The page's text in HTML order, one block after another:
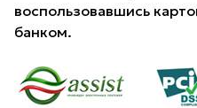
воспользовавшись
банком.